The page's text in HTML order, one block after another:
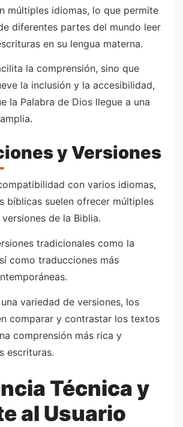
múltiples idiomas, lo que permite
diferentes partes del mundo leer
en su lengua materna.
la comprensión, sino que
la inclusión y la accesibilidad,
la Palabra de Dios llegue a una
y Versiones
con varios idiomas,
bíblicas suelen ofrecer múltiples
de la Biblia.
tradicionales como la
como traducciones más
variedad de versiones, los
comparar y contrastar los textos
comprensión más rica y
escrituras.
Técnica y
al Usuario